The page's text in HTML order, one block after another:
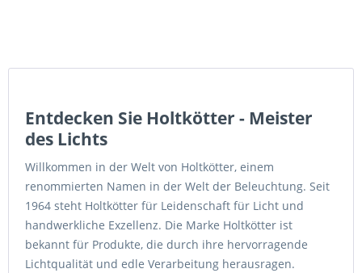
Entdecken Sie Holtkötter - Meister
des Lichts
Willkommen in der Welt von Holtkötter, einem
renommierten Namen in der Welt der Beleuchtung. Seit
1964 steht Holtkötter für Leidenschaft für Licht und
handwerkliche Exzellenz. Die Marke Holtkötter ist
bekannt für Produkte, die durch ihre hervorragende
Lichtqualität und edle Verarbeitung herausragen.